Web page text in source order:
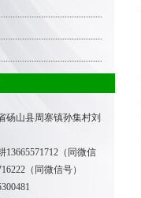
砀山县周寨镇孙集村刘
13665571712（同微信
（同微信号）